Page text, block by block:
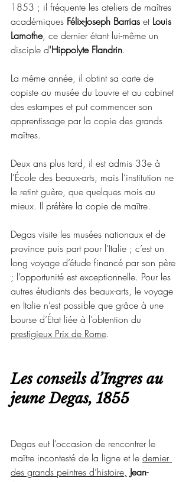
1853 ; il fréquente les ateliers de maîtres
académiques Félix-Joseph Barrias et Louis
Lamothe, ce dernier étant lui-même un
disciple d'Hippolyte Flandrin.
La même année, il obtint sa carte de
copiste au musée du Louvre et au cabinet
des estampes et put commencer son
apprentissage par la copie des grands
maîtres.
Deux ans plus tard, il est admis 33e à
l'École des beaux-arts, mais l’institution ne
le retint guère, que quelques mois au
mieux. Il préfère la copie de maître.
Degas visite les musées nationaux et de
province puis part pour l’Italie ; c’est un
long voyage d’étude financé par son père
; l’opportunité est exceptionnelle. Pour les
autres étudiants des beaux-arts, le voyage
en Italie n’est possible que grâce à une
bourse d’État liée à l’obtention du
prestigieux Prix de Rome.
Les conseils d’Ingres au
jeune Degas, 1855
Degas eut l’occasion de rencontrer le
maître incontesté de la ligne et le dernier
des grands peintres d’histoire, Jean-